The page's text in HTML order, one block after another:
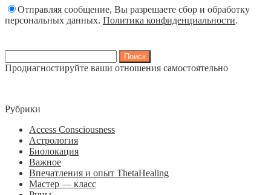
Отправляя сообщение, Вы разрешаете сбор и обработку
персональных данных. Политика конфиденциальности.
Продиагностируйте ваши отношения самостоятельно
Рубрики
Access Consciousness
Астрология
Биолокация
Важное
Впечатления и опыт ThetaHealing
Мастер — класс